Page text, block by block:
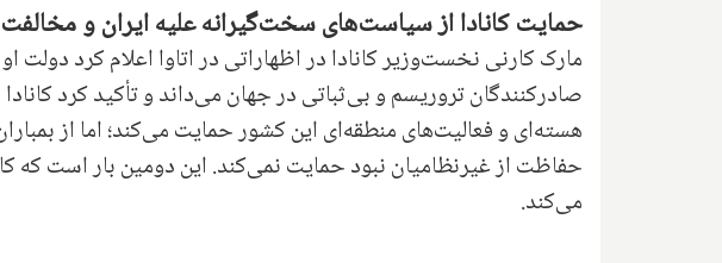
حمایت کانادا از سیاست‌های سخت‌گیرانه علیه ایران و
مارک کارنی نخست‌وزیر کانادا در اظهاراتی در اتاوا اعلام کرد دولت
صادرکنندگان تروریسم و بی‌ثباتی در جهان می‌داند و تأکید کرد کانادا
هسته‌ای و فعالیت‌های منطقه‌ای این کشور حمایت می‌کند؛ اما از
حفاظت از غیرنظامیان نبود حمایت نمی‌کند. این دومین بار است که
می‌کند.